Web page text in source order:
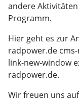
andere
Programm.
Hier geht es zur
radpower.de
link-new-window
radpower.de.
Wir freuen uns